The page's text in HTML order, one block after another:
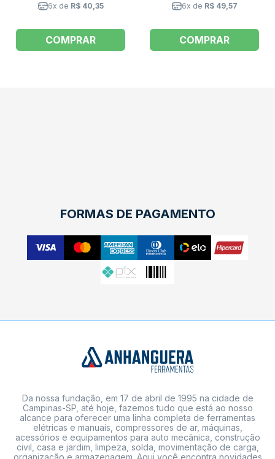
6x de R$ 40,35
COMPRAR
6x de R$ 49,57
COMPRAR
FORMAS DE PAGAMENTO
Da nossa fundação, em 17 de abril de 1995 na cidade de
Campinas-SP, até hoje, fazemos tudo que está ao nosso
alcance para oferecer uma linha completa de ferramentas
elétricas e manuais, compressores de ar, máquinas,
acessórios e equipamentos para auto mecânica, construção
civil, casa e jardim, limpeza, solda, movimentação de carga,
organização e armazenagem. Aqui você encontra novidades